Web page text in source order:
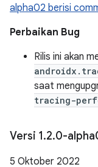
alpha02 berisi
Perbaikan Bug
Rilis ini akan
saat
tracing-
Versi 1.2.0-
5 Oktober 2022